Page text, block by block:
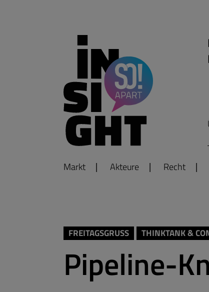
Markt Akteure Recht
FREITAGSGRUSS THINKTANK &
Pipeline-